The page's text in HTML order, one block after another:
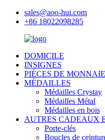
sales@aoo-hui.com
+86 18022098285
DOMICILE
INSIGNES
PIÈCES DE MONNAIE
MÉDAILLES
Médailles Crystay
Médailles Métal
Médailles en bois
AUTRES CADEAUX
Porte-clés
Boucles de